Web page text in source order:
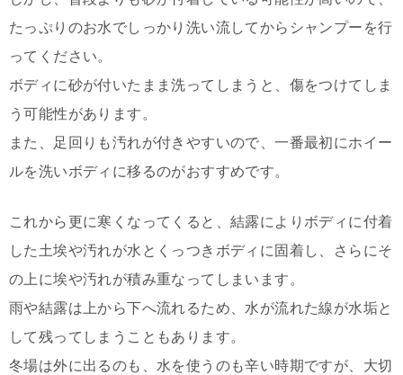
たっぷりのお水でしっかり洗い流してからシャンプーを行
ってください。
ボディに砂が付いたまま洗ってしまうと、傷をつけてしま
う可能性があります。
また、足回りも汚れが付きやすいので、一番最初にホイー
ルを洗いボディに移るのがおすすめです。
これから更に寒くなってくると、結露によりボディに付着
した土埃や汚れが水とくっつきボディに固着し、さらにそ
の上に埃や汚れが積み重なってしまいます。
雨や結露は上から下へ流れるため、水が流れた線が水垢と
して残ってしまうこともあります。
冬場は外に出るのも、水を使うのも辛い時期ですが、大切